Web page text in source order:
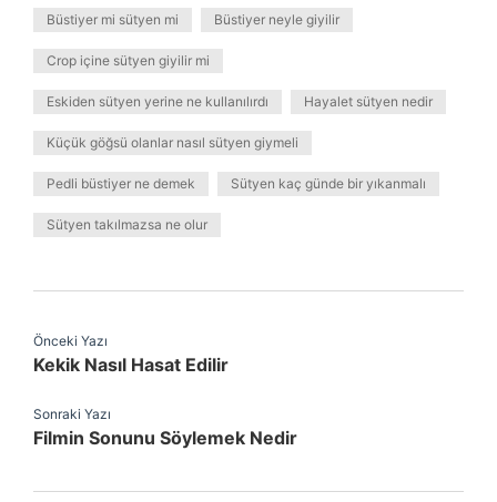
Büstiyer mi sütyen mi Büstiyer neyle giyilir
Crop içine sütyen giyilir mi
Eskiden sütyen yerine ne kullanılırdı Hayalet sütyen nedir
Küçük göğsü olanlar nasıl sütyen giymeli
Pedli büstiyer ne demek Sütyen kaç günde bir yıkanmalı
Sütyen takılmazsa ne olur
Önceki Yazı
Kekik Nasıl Hasat Edilir
Sonraki Yazı
Filmin Sonunu Söylemek Nedir